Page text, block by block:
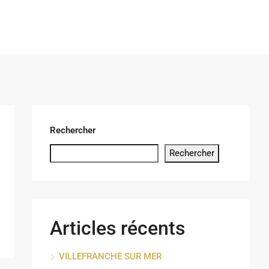
Rechercher
Rechercher
Articles récents
VILLEFRANCHE SUR MER